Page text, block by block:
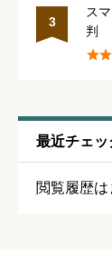
星の数をお
通いやすさ
星の数をお選
3
ス
判

最近チェ
閲覧履歴は